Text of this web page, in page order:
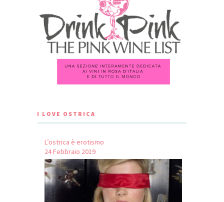
I LOVE OSTRICA
L’ostrica è erotismo
24 Febbraio 2019